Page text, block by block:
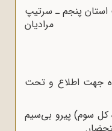
استان پنجم ـ سرتیپ
مرادیان
/ 7 کرمانشاه جهت اطلاع و تحت
کل سوم) پیرو بی‌سیم